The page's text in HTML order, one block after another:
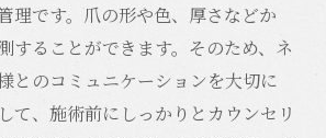
理です。爪の形や色、厚さなどか
することができます。そのため、ネ
とのコミュニケーションを大切に
て、施術前にしっかりとカウンセリ